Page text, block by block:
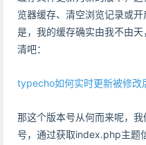
览器缓存、清空浏览记录或
是，我的缓存确实由我不由
清吧：
typecho如何实时更新被修改
那这个版本号从何而来呢，
号，通过获取index.php主题